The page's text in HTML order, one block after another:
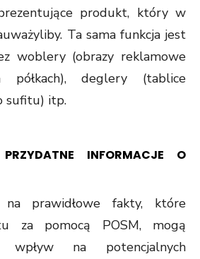
produkt, który w
Ta sama funkcja jest
woblery (obrazy reklamowe
półkach), deglery (tablice
sufitu) itp.
PRZYDATNE INFORMACJE O
na prawidłowe fakty, które
za pomocą POSM, mogą
wpływ na potencjalnych